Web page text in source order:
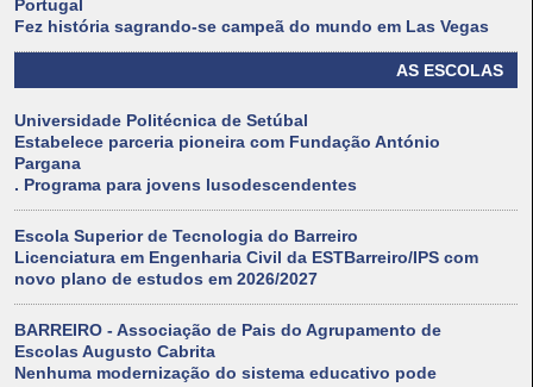
Portugal
Fez história sagrando-se campeã do mundo em Las Vegas
AS ESCOLAS
Universidade Politécnica de Setúbal
Estabelece parceria pioneira com Fundação António
Pargana
. Programa para jovens lusodescendentes
Escola Superior de Tecnologia do Barreiro
Licenciatura em Engenharia Civil da ESTBarreiro/IPS com
novo plano de estudos em 2026/2027
BARREIRO - Associação de Pais do Agrupamento de
Escolas Augusto Cabrita
Nenhuma modernização do sistema educativo pode